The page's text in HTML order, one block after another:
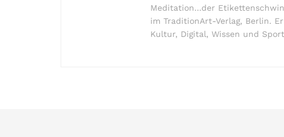
Meditation…der
im TraditionArt-Verlag, Berlin.
Kultur, Digital, Wissen und